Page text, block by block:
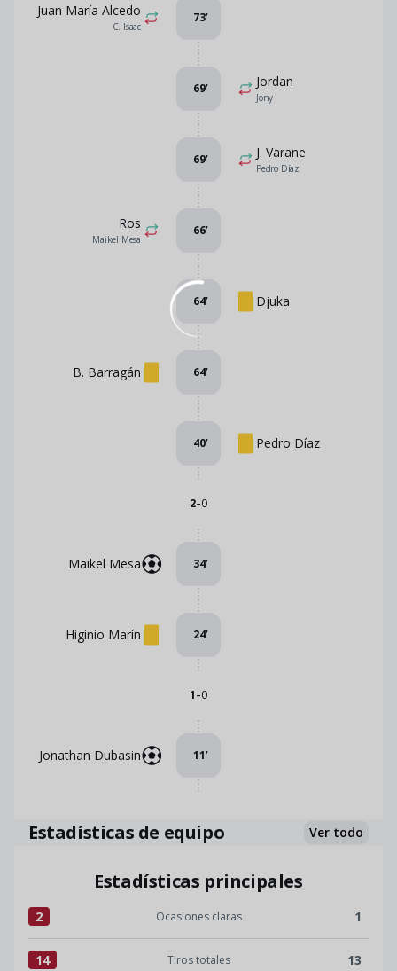
Juan María Alcedo
C. Isaac
73’
Jordan
Jony
69’
J. Varane
Pedro Díaz
69’
Ros
Maikel Mesa
66’
Djuka
64’
B. Barragán 64’
Pedro Díaz
40’
2-0
Maikel Mesa 34’
Higinio Marín 24’
1-0
Jonathan Dubasin 11’
Estadísticas de equipo Ver todo
Estadísticas principales
Ocasiones claras:Albacete BP 2 versus Real Sporting 1
2 Ocasiones claras 1
14 Tiros totales 13